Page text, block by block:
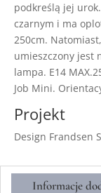
podkreślą jej
czarnym i ma
250cm.
umieszczony jest
lampa. E14
Job Mini.
Projekt
Design Frandsen
Informacje